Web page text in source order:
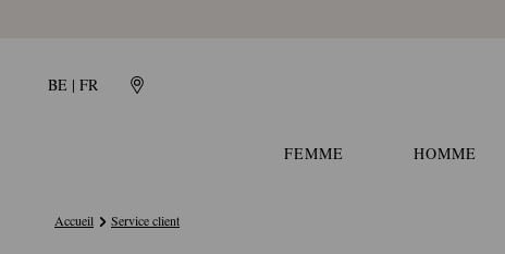
BE | FR
FEMME HOMME
Accueil Service client